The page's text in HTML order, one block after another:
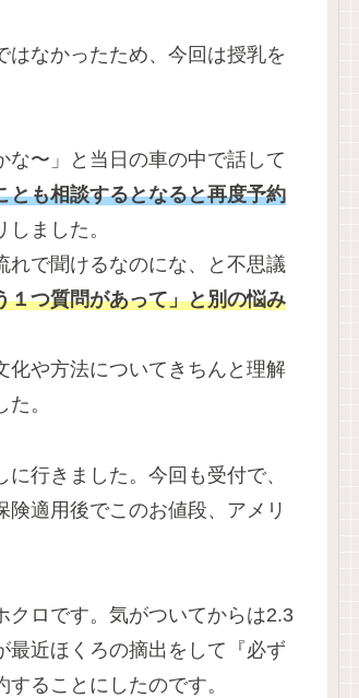
なかったため、今回は授乳を
〜」と当日の車の中で話して
とも相談するとなると再度予約
ました。
で聞けるなのにな、と不思議
１つ質問があって」と別の悩み
化や方法についてきちんと理解
。
行きました。今回も受付で、
適用後でこのお値段、アメリ
クロです。気がついてからは2.3
最近ほくろの摘出をして『必ず
ることにしたのです。